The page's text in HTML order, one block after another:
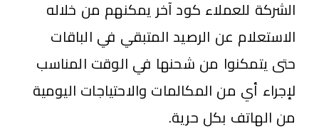
الشركة للعملاء كود آخر يمكنهم من خلاله
الاستعلام عن الرصيد المتبقي في الباقات
حتى يتمكنوا من شحنها في الوقت المناسب
لإجراء أي من المكالمات والاحتياجات اليومية
من الهاتف بكل حرية.